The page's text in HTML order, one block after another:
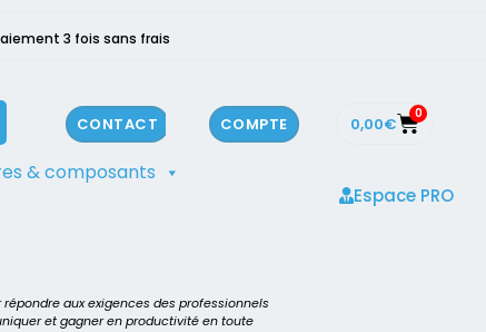
3 fois sans frais
CONTACT COMPTE 0,00€ 0
& composants
Espace PRO
aux exigences des professionnels
et gagner en productivité en toute